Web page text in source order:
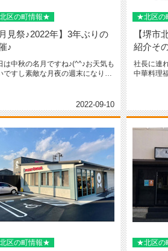
区の町情報★
月見祭♪2022年】3年ぶりの
♪
は中秋の名月ですね♪(^^♪お天気も
ですし素敵な月夜の週末になりそ
2022-09-10
★北区の
【堺市
紹介そ
社長に連
中華料理
区の町情報★ ★北区の